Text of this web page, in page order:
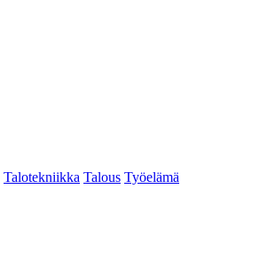
Talotekniikka Talous Työelämä